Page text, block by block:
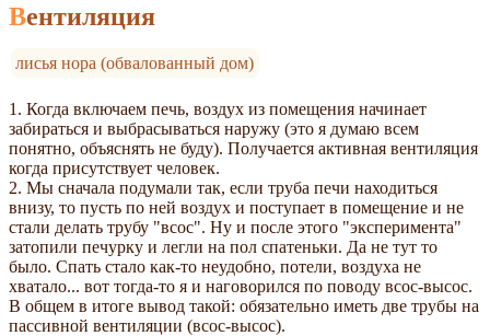
Вентиляция
лисья нора (обвалованный дом)
1. Когда включаем печь, воздух из помещения начинает
забираться и выбрасываться наружу (это я думаю всем
понятно, объяснять не буду). Получается активная вентиляция
когда присутствует человек.
2. Мы сначала подумали так, если труба печи находиться
внизу, то пусть по ней воздух и поступает в помещение и не
стали делать трубу "всос". Ну и после этого "эксперимента"
затопили печурку и легли на пол спатеньки. Да не тут то
было. Спать стало как-то неудобно, потели, воздуха не
хватало... вот тогда-то я и наговорился по поводу всос-высос.
В общем в итоге вывод такой: обязательно иметь две трубы на
пассивной вентиляции (всос-высос).